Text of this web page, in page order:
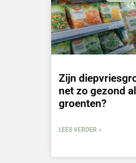
Zijn
net zo gezond
groenten?
LEES VERDER »